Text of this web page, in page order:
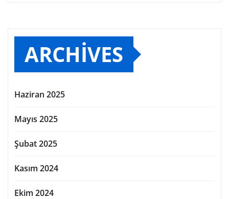
ARCHIVES
Haziran 2025
Mayıs 2025
Şubat 2025
Kasım 2024
Ekim 2024